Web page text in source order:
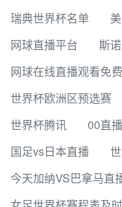
瑞典世界杯名单
网球直播平台
斯
网球在线直播观看免费
世界杯欧洲区预选赛
世界杯腾讯
00直
国足vs日本直播
今天加纳VS巴拿马直